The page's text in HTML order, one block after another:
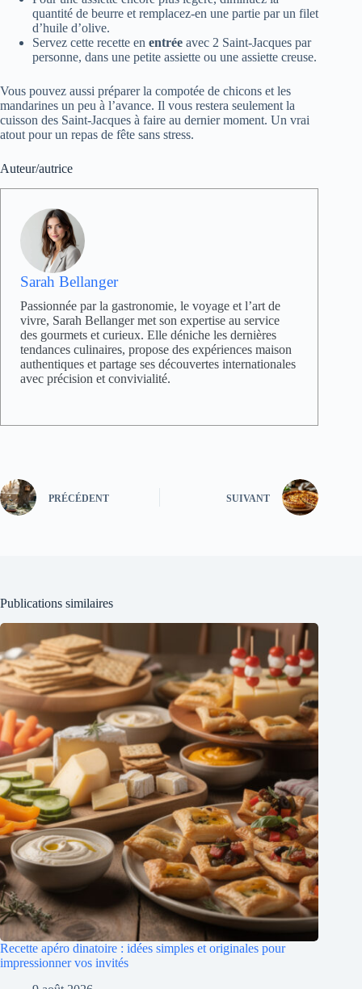
quantité de beurre et remplacez-en une partie par un filet
d’huile d’olive.
Servez cette recette en entrée avec 2 Saint-Jacques par
personne, dans une petite assiette ou une assiette creuse.
Vous pouvez aussi préparer la compotée de chicons et les
mandarines un peu à l’avance. Il vous restera seulement la
cuisson des Saint-Jacques à faire au dernier moment. Un vrai
atout pour un repas de fête sans stress.
Auteur/autrice
Sarah Bellanger
Passionnée par la gastronomie, le voyage et l’art de
vivre, Sarah Bellanger met son expertise au service
des gourmets et curieux. Elle déniche les dernières
tendances culinaires, propose des expériences maison
authentiques et partage ses découvertes internationales
avec précision et convivialité.
PRÉCÉDENT SUIVANT
Publications similaires
Recette apéro dinatoire : idées simples et originales pour
impressionner vos invités